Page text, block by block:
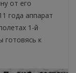
от его
года аппарат
1-й
готовясь к